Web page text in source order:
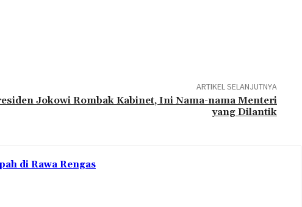
ARTIKEL SELANJUTNYA
Jokowi Rombak Kabinet, Ini Nama-nama Menteri
yang Dilantik
di Rawa Rengas